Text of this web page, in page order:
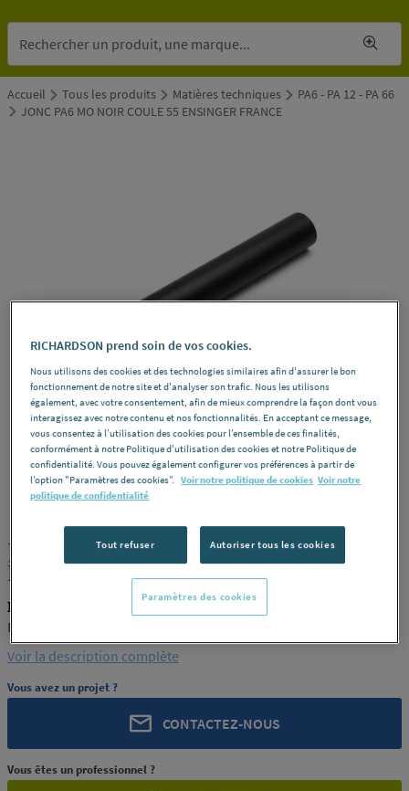
Accueil Tous les produits Matières techniques
PA6 - PA 12 - PA 66
JONC PA6 MO NOIR COULE 55 ENSINGER FRANCE
ROCHLING REF : 289UE
JONC PA6 MO NOIR COULE 55
ENSINGER FRANCE
ROCHLING PRODUIT-289UE
ENSINGER FRANCE
Voir la description complète
Vous avez un projet ?
CONTACTEZ-NOUS
Vous êtes un professionnel ?
RICHARDSON prend soin de vos cookies.
Nous utilisons des cookies et des technologies similaires afin d'assurer le bon
fonctionnement de notre site et d'analyser son trafic. Nous les utilisons
également, avec votre consentement, afin de mieux comprendre la façon dont vous
interagissez avec notre contenu et nos fonctionnalités. En acceptant ce message,
vous consentez à l’utilisation des cookies pour l’ensemble de ces finalités,
conformément à notre Politique d'utilisation des cookies et notre Politique de
confidentialité. Vous pouvez également configurer vos préférences à partir de
l’option "Paramètres des cookies”. Voir notre politique de cookies Voir notre
politique de confidentialité
Tout refuser Autoriser tous les cookies
Paramètres des cookies